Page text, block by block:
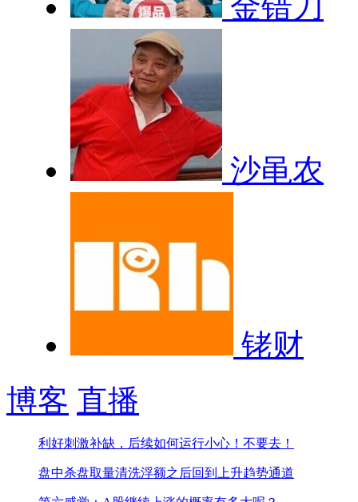
沙黾农
铑财
博客 直播
利好刺激补缺，后续如何运行小心！不要去！
盘中杀盘取量清洗浮额之后回到上升趋势通道